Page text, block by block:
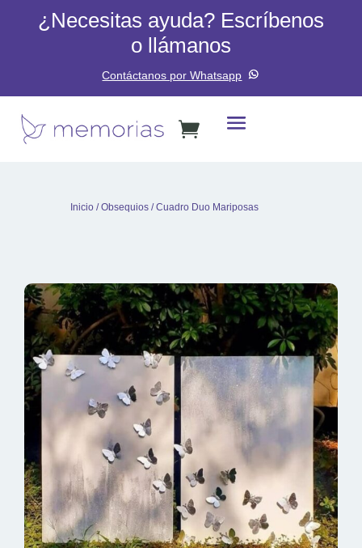
¿Necesitas ayuda? Escríbenos
o llámanos
Contáctanos por Whatsapp
Inicio/Obsequios/ Cuadro Duo Mariposas